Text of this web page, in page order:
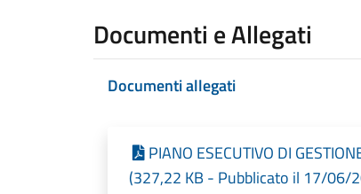
Documenti e Allegati
Documenti allegati
PIANO ESECUTIVO DI
(327,22 KB - Pubblicato il 17/06/